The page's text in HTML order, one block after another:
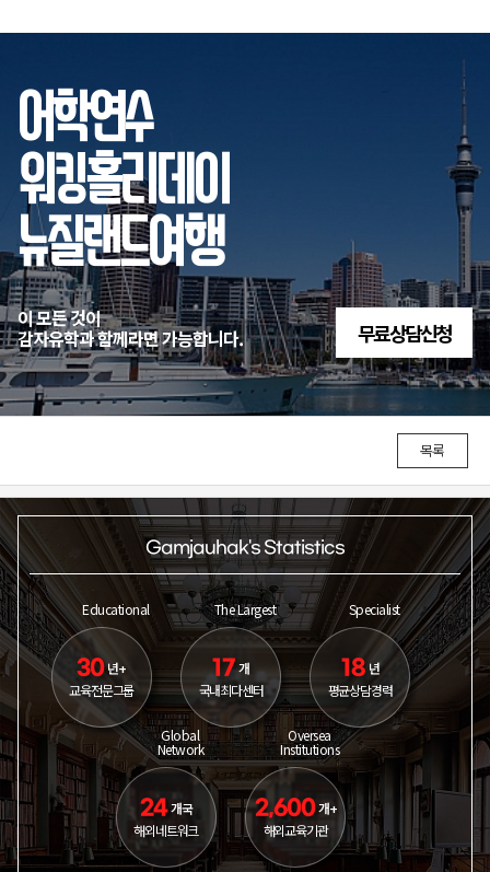
어학연수
워킹홀리데이
뉴질랜드여행
이 모든 것이
감자유학과 함께라면 가능합니다. 무료 상담신청
목록
Gamjauhak's Statistics
Educational
30년+
교육전문그룹
The Largest
17개
국내최다센터
Specialist
18 년
평균상담경력
Global
Network
24개국
해외네트워크
Oversea
Institutions
2,600 개+
해외교육기관